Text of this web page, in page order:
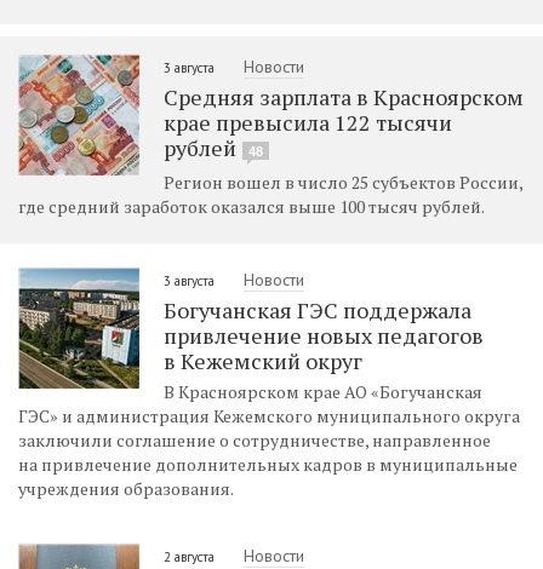
3 августа Новости
Средняя зарплата в Красноярском
крае превысила 122 тысячи
рублей
48
Регион вошел в число 25 субъектов России,
где средний заработок оказался выше 100 тысяч рублей.
3 августа Новости
Богучанская ГЭС поддержала
привлечение новых педагогов
в Кежемский округ
В Красноярском крае АО «Богучанская
ГЭС» и администрация Кежемского муниципального округа
заключили соглашение о сотрудничестве, направленное
на привлечение дополнительных кадров в муниципальные
учреждения образования.
2 августа Новости